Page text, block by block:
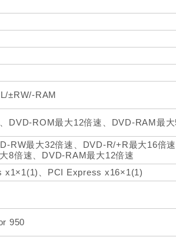
±RW/-RAM
DVD-ROM最大12倍速、DVD-RAM最大
RW最大32倍速、DVD-R/+R最大16倍
8倍速、DVD-RAM最大12倍速
x1×1(1)、PCI Express x16×1(1)
950